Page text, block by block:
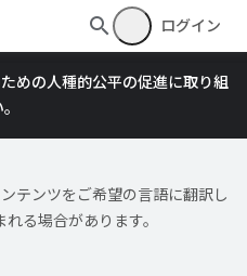
ログイン
めの人種的公平の促進に取り組
テンツをご希望の言語に翻訳し
る場合があります。